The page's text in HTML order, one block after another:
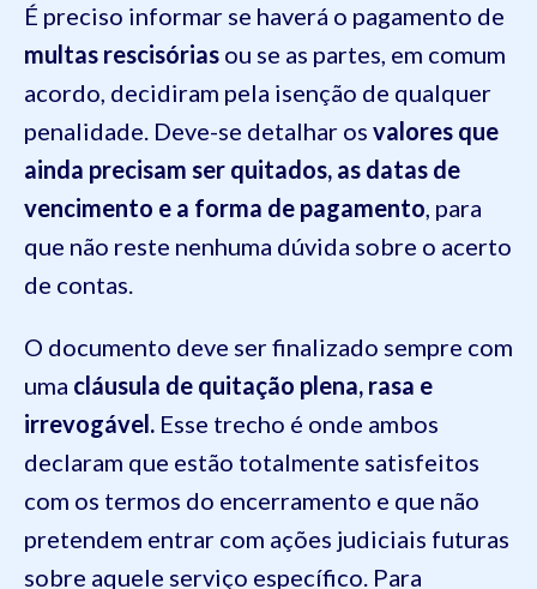
É preciso informar se haverá o pagamento de
multas rescisórias ou se as partes, em comum
acordo, decidiram pela isenção de qualquer
penalidade. Deve-se detalhar os valores que
ainda precisam ser quitados, as datas de
vencimento e a forma de pagamento, para
que não reste nenhuma dúvida sobre o acerto
de contas.
O documento deve ser finalizado sempre com
uma cláusula de quitação plena, rasa e
irrevogável. Esse trecho é onde ambos
declaram que estão totalmente satisfeitos
com os termos do encerramento e que não
pretendem entrar com ações judiciais futuras
sobre aquele serviço específico. Para